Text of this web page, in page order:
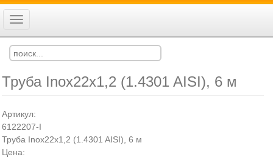
Перейти
содержанию
Toggle
Регистрация
Труба Inox22x1,2 (1.4301 AISI), 6 м
Артикул:
6122207-I
Труба Inox22x1,2 (1.4301 AISI), 6 м
Цена: